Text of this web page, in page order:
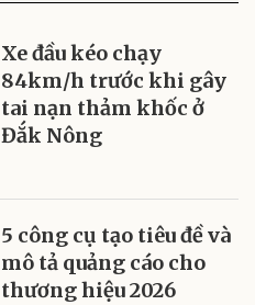
Xe đầu kéo chạy
84km/h trước khi gây
tai nạn thảm khốc ở
Đắk Nông
5 công cụ tạo tiêu đề và
mô tả quảng cáo cho
thương hiệu 2026